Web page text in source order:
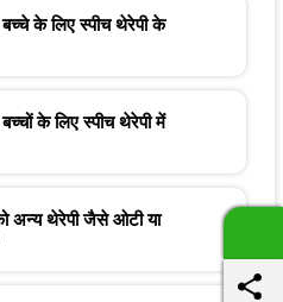
के लिए स्पीच थेरेपी के
के लिए स्पीच थेरेपी में
अन्य थेरेपी जैसे ओटी या